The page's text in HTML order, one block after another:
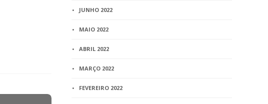
JUNHO 2022
MAIO 2022
ABRIL 2022
MARÇO 2022
FEVEREIRO 2022